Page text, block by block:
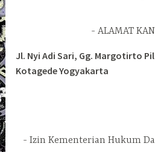
ALAMAT
Jl. Nyi Adi Sari, Gg. Margotirto
Kotagede Yogyakarta
Izin Kementerian Hukum